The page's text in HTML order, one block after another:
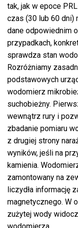
tak, jak w epoce
czas (30 lub 60 dni)
dane odpowiednim
przypadkach,
sprawdza stan
Rozróżniamy
podstawowych
wodomierz
suchobieżny.
wewnątrz rury i
zbadanie pomiaru
z drugiej strony
wyników, jeśli na
kamienia.
zamontowany na
liczydła informację
magnetycznego. W
zużytej wody